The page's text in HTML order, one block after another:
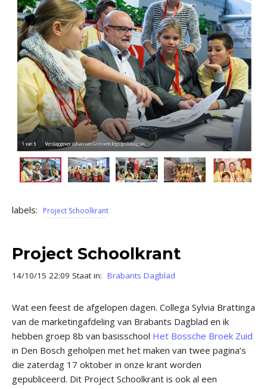
labels: Project Schoolkrant
Project Schoolkrant
14/10/15 22:09 Staat in: Brabants Dagblad
Wat een feest de afgelopen dagen. Collega Sylvia Brattinga
van de marketingafdeling van Brabants Dagblad en ik
hebben groep 8b van basisschool Het Bossche Broek Zuid
in Den Bosch geholpen met het maken van twee pagina’s
die zaterdag 17 oktober in onze krant worden
gepubliceerd. Dit Project Schoolkrant is ook al een